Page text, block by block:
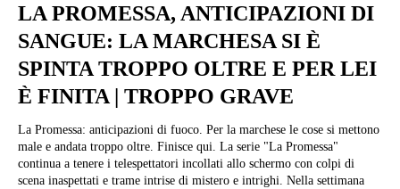
LA PROMESSA, ANTICIPAZIONI DI
SANGUE: LA MARCHESA SI È
SPINTA TROPPO OLTRE E PER LEI
È FINITA | TROPPO GRAVE
La Promessa: anticipazioni di fuoco. Per la marchese le cose si mettono
male e andata troppo oltre. Finisce qui. La serie "La Promessa"
continua a tenere i telespettatori incollati allo schermo con colpi di
scena inaspettati e trame intrise di mistero e intrighi. Nella settimana